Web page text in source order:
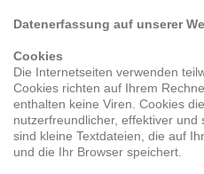
Datenerfassung auf unserer
Cookies
Die Internetseiten verwenden
Cookies richten auf Ihrem
enthalten keine Viren. Cookies
nutzerfreundlicher, effektiver
sind kleine Textdateien, die auf
und die Ihr Browser speichert.